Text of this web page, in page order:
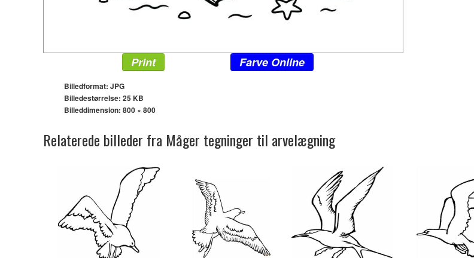
Print Farve Online
Billedformat: JPG
Billedestørrelse: 25 KB
Billeddimension: 800 × 800
Relaterede billeder fra Måger tegninger til arvelægning